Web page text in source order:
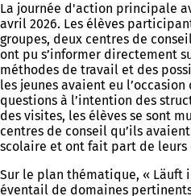
La journée d'action principale
avril 2026. Les élèves
groupes, deux centres de
ont pu s’informer directement
méthodes de travail et des
les jeunes avaient eu
questions à l’intention des
des visites, les élèves se sont
centres de conseil qu’ils
scolaire et ont fait part de leurs
Sur le plan thématique, « Läuft
éventail de domaines